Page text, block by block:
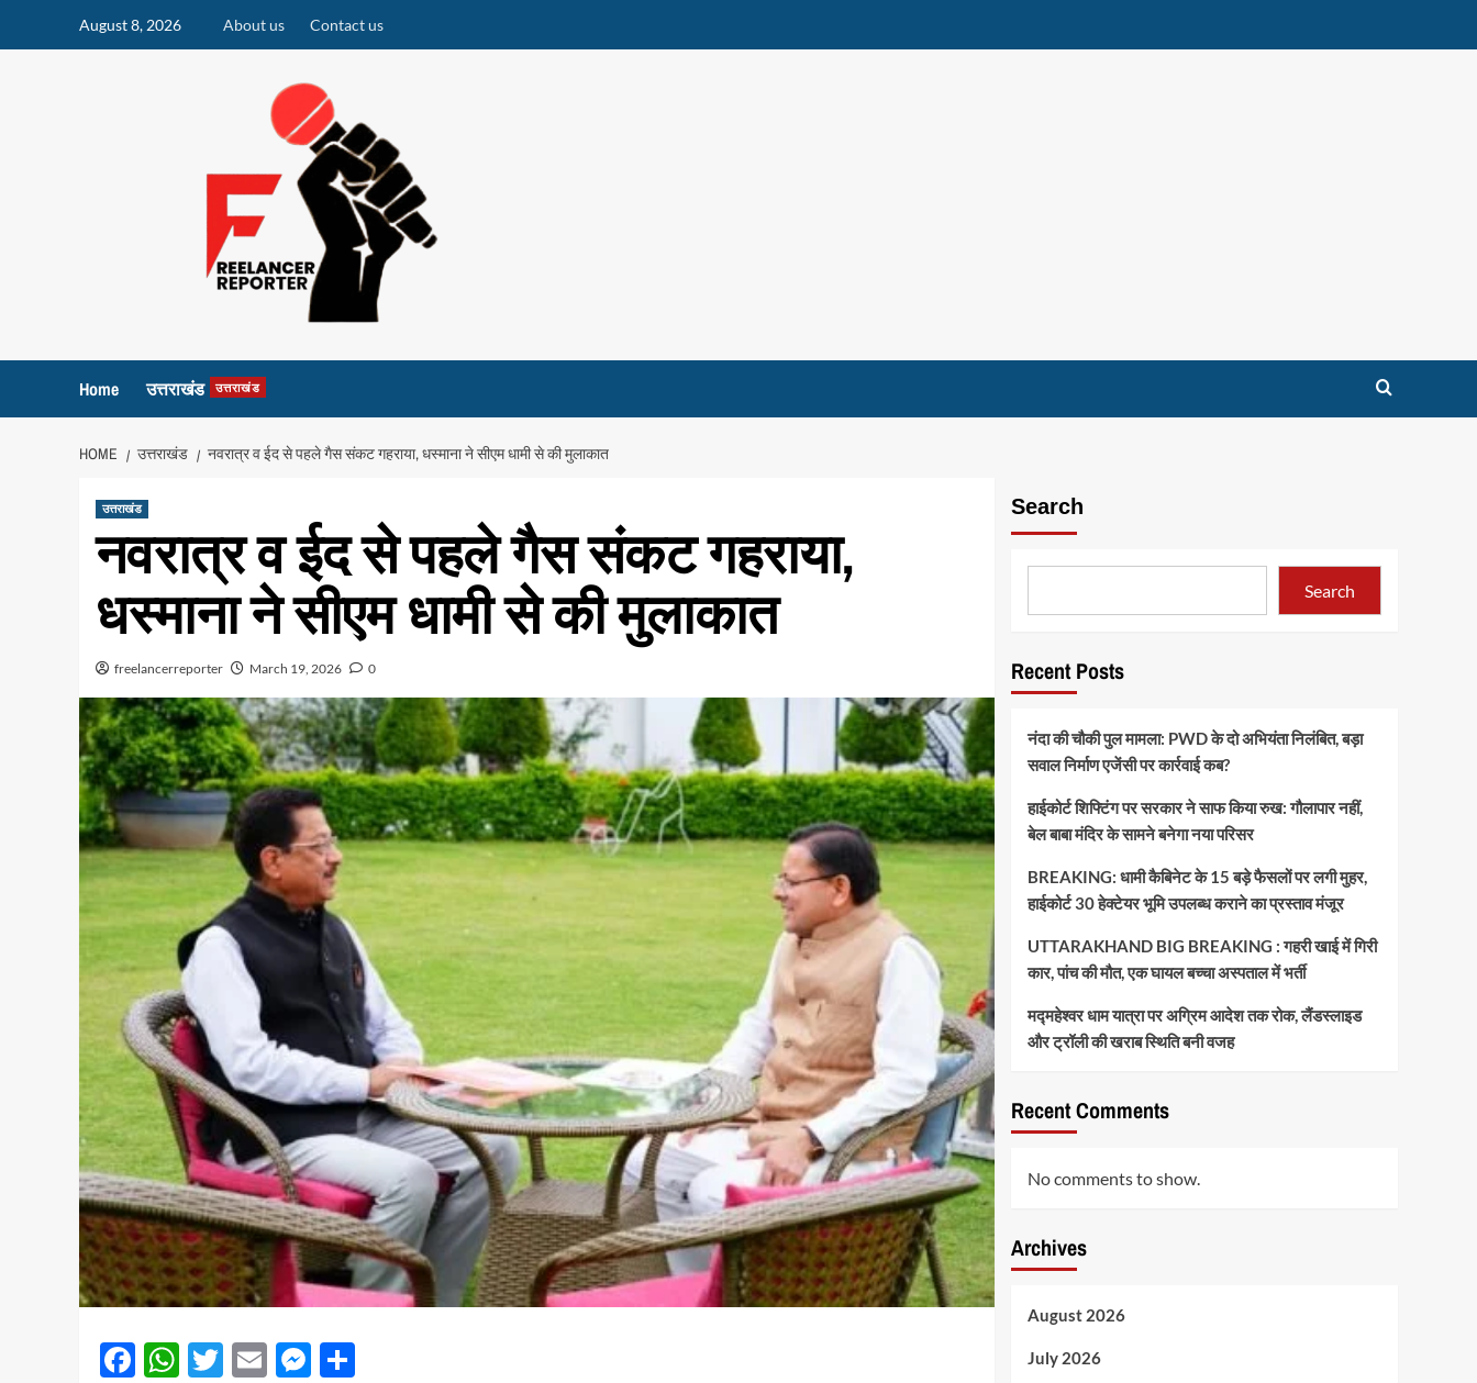
August 8, 2026 About us Contact us
Home उत्तराखंड उत्तराखंड
HOME उत्तराखंड नवरात्र व ईद से पहले गैस संकट गहराया, धस्माना ने सीएम धामी से की मुलाकात
उत्तराखंड
नवरात्र व ईद से पहले गैस संकट गहराया,
धस्माना ने सीएम धामी से की मुलाकात
freelancerreporter March 19, 2026 0
Facebook
WhatsApp
Twitter
EmailMessenger
Search
Search
Recent Posts
नंदा की चौकी पुल मामला: PWD के दो अभियंता निलंबित, बड़ा
सवाल निर्माण एजेंसी पर कार्रवाई कब?
हाईकोर्ट शिफ्टिंग पर सरकार ने साफ किया रुख: गौलापार नहीं,
बेल बाबा मंदिर के सामने बनेगा नया परिसर
BREAKING: धामी कैबिनेट के 15 बड़े फैसलों पर लगी मुहर,
हाईकोर्ट 30 हेक्टेयर भूमि उपलब्ध कराने का प्रस्ताव मंजूर
UTTARAKHAND BIG BREAKING : गहरी खाई में गिरी
कार, पांच की मौत, एक घायल बच्चा अस्पताल में भर्ती
मद्महेश्वर धाम यात्रा पर अग्रिम आदेश तक रोक, लैंडस्लाइड
और ट्रॉली की खराब स्थिति बनी वजह
Recent Comments
No comments to show.
Archives
August 2026
July 2026